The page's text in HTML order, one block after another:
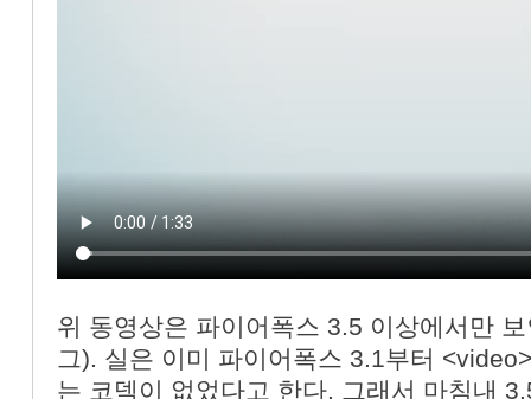
위 동영상은 파이어폭스 3.5 이상에서만
그). 실은 이미 파이어폭스 3.1부터
는 코덱이 없었다고 한다. 그래서 마침내